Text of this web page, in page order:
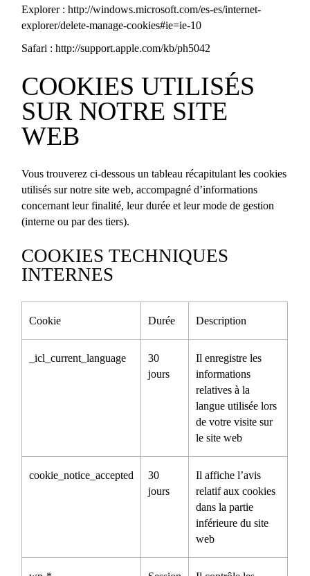
Explorer :http://windows.microsoft.com/es-es/internet-
explorer/delete-manage-cookies#ie=ie-10
Safari :http://support.apple.com/kb/ph5042
COOKIES UTILISÉS
SUR NOTRE SITE
WEB
Vous trouverez ci-dessous un tableau récapitulant les cookies
utilisés sur notre site web, accompagné d’informations
concernant leur finalité, leur durée et leur mode de gestion
(interne ou par des tiers).
COOKIES TECHNIQUES
INTERNES
Cookie Durée Description
_icl_current_language
30
jours
Il enregistre les
informations
relatives à la
langue utilisée lors
de votre visite sur
le site web
cookie_notice_accepted
30
jours
Il affiche l’avis
relatif aux cookies
dans la partie
inférieure du site
web